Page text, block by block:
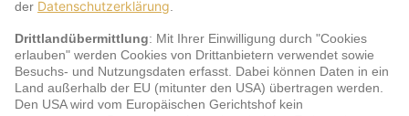
jö Bonus Club Partner